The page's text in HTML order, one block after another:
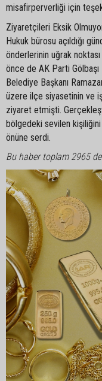
misafirperverliği için
Ziyaretçileri Eksik
Hukuk bürosu açıldığı
önderlerinin uğrak
önce de AK Parti Gölbaşı
Belediye Başkanı
üzere ilçe siyasetinin ve
ziyaret etmişti.
bölgedeki sevilen
önüne serdi.
Bu haber toplam 2965